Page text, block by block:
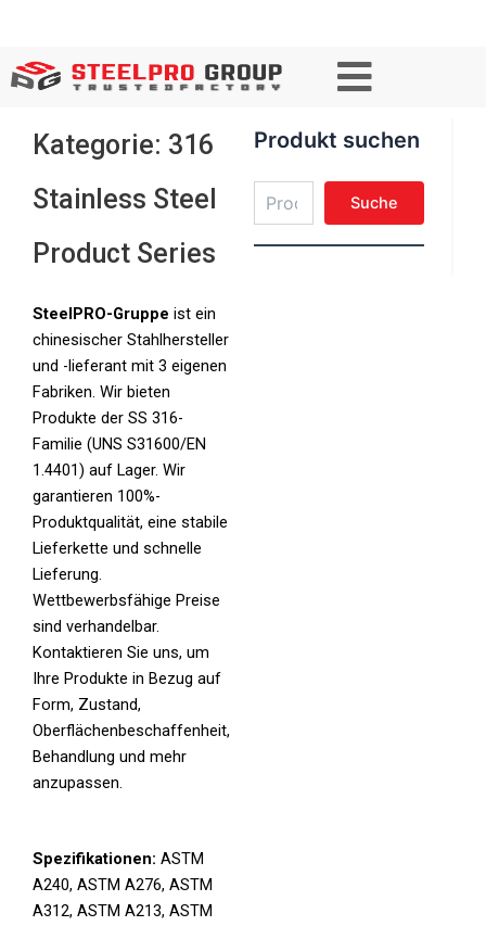
Produkt suchen
Suchen
Suche
Kategorie: 316
Stainless Steel
Product Series
SteelPRO-Gruppe ist ein
chinesischer Stahlhersteller
und -lieferant mit 3 eigenen
Fabriken. Wir bieten
Produkte der SS 316-
Familie (UNS S31600/EN
1.4401) auf Lager. Wir
garantieren 100%-
Produktqualität, eine stabile
Lieferkette und schnelle
Lieferung.
Wettbewerbsfähige Preise
sind verhandelbar.
Kontaktieren Sie uns, um
Ihre Produkte in Bezug auf
Form, Zustand,
Oberflächenbeschaffenheit,
Behandlung und mehr
anzupassen.
Spezifikationen: ASTM
A240, ASTM A276, ASTM
A312, ASTM A213, ASTM